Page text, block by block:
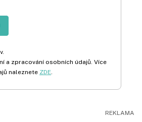
a zpracování osobních údajů. Více
naleznete ZDE.